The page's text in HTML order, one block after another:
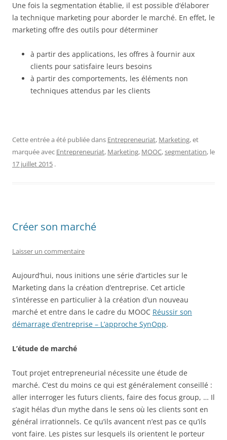
Une fois la segmentation établie, il est possible d’élaborer
la technique marketing pour aborder le marché. En effet, le
marketing offre des outils pour déterminer
à partir des applications, les offres à fournir aux
clients pour satisfaire leurs besoins
à partir des comportements, les éléments non
techniques attendus par les clients
Cette entrée a été publiée dans Entrepreneuriat, Marketing, et
marquée avec Entrepreneuriat, Marketing, MOOC,segmentation, le
17 juillet 2015 .
Créer son marché
Laisser un commentaire
Aujourd’hui, nous initions une série d’articles sur le
Marketing dans la création d’entreprise. Cet article
s’intéresse en particulier à la création d’un nouveau
marché et entre dans le cadre du MOOC Réussir son
démarrage d’entreprise – L’approche SynOpp.
L’étude de marché
Tout projet entrepreneurial nécessite une étude de
marché. C’est du moins ce qui est généralement conseillé :
aller interroger les futurs clients, faire des focus group, … Il
s’agit hélas d’un mythe dans le sens où les clients sont en
général irrationnels. Ce qu’ils avancent n’est pas ce qu’ils
vont faire. Les pistes sur lesquels ils orientent le porteur